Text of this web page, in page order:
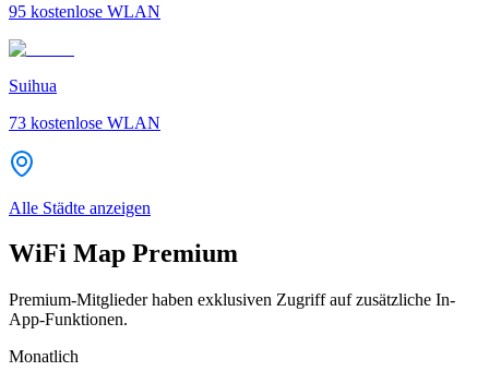
95 kostenlose WLAN
Suihua
73 kostenlose WLAN
Alle Städte anzeigen
WiFi Map Premium
Premium-Mitglieder haben exklusiven Zugriff auf zusätzliche In-
App-Funktionen.
Monatlich